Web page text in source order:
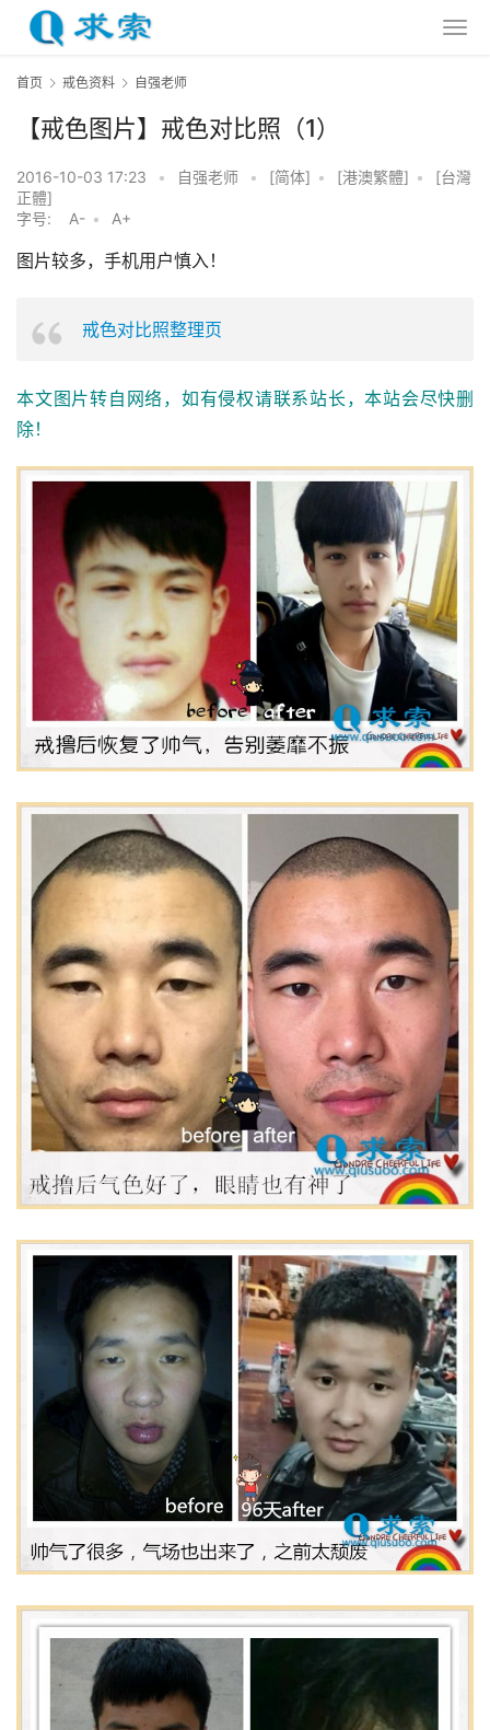
首页 戒色资料 自强老师
【戒色图片】戒色对比照（1）
2016-10-03 17:23 • 自强老师 • [简体] • [港澳繁體] •
[台灣
正體]
字号:
A- • A+
图片较多，手机用户慎入！
戒色对比照整理页
本文图片转自网络，如有侵权请联系站长，本站会尽快删
除！